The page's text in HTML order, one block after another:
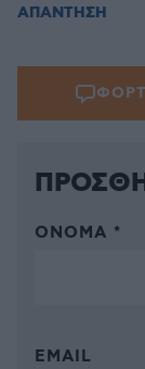
ΑΠΑΝΤΗΣΗ
ΌΝΟΜΑ *
EMAIL